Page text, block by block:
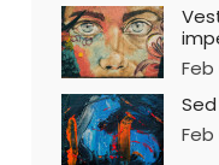
Feb
Feb